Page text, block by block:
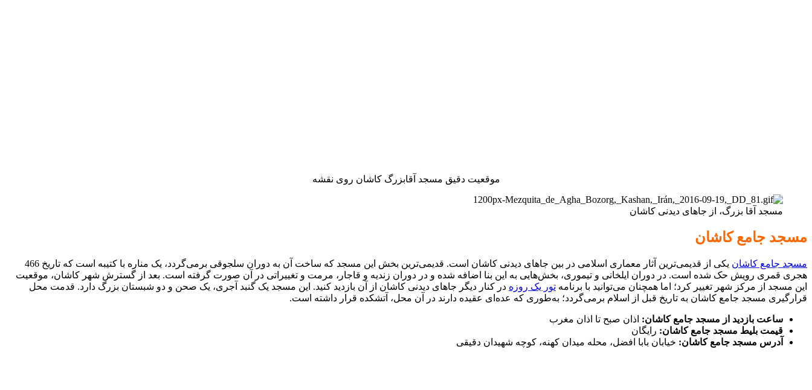
موقعیت دقیق مسجد آقابزرگ کاشان روی نقشه
مسجد آقا بزرگ، از جاهای دیدنی کاشان
مسجد جامع کاشان
مسجد جامع کاشان
یکی از قدیمی‌ترین آثار معماری اسلامی در بین جاهای دیدنی کاشان است. قدیمی‌ترین بخش این مسجد که ساخت آن به دوران سلجوقی برمی‌گردد، یک مناره با کتیبه‌ است که تاریخ 466
هجری قمری رویش حک شده است. در دوران ایلخانی و تیموری، بخش‌هایی به این بنا اضافه شده و در دوران زندیه و قاجار، مرمت و تغییراتی در آن صورت گرفته است. بعد از گسترش شهر کاشان، موقعیت
این مسجد از مرکز شهر تغییر کرد؛ اما همچنان می‌توانید با برنامه تور یک روزه در کنار دیگر جاهای دیدنی کاشان از آن بازدید کنید. این مسجد یک گنبد آجری، یک صحن و دو شبستان بزرگ دارد. قدمت محل
قرارگیری مسجد جامع کاشان به تاریخ قبل از اسلام برمی‌گردد؛ به‌طوری که عده‌ای عقیده دارند در آن محل، آتشکده قرار داشته است.
ساعت بازدید از مسجد جامع کاشان: اذان صبح تا اذان مغرب
قیمت بلیط مسجد جامع کاشان: رایگان
آدرس مسجد جامع کاشان: خیابان بابا افضل، محله میدان کهنه، کوچه شهیدان دقیقی